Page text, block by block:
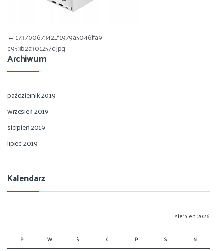
Nawigacja wpisu
← 17370067342_f1979a5046ffa9
c953b2a301257c.jpg
Archiwum
październik 2019
wrzesień 2019
sierpień 2019
lipiec 2019
Kalendarz
sierpień 2026
P W Ś C P S N